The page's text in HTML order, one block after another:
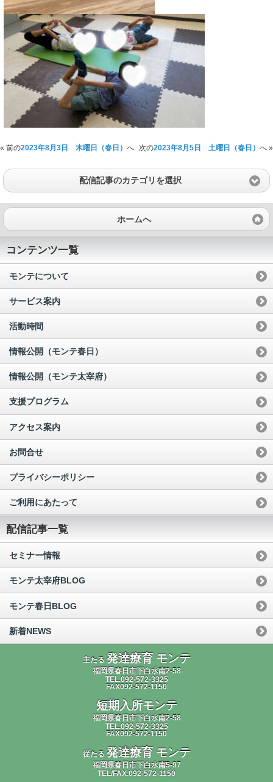
« 前の2023年8月3日 木曜日（春日） へ 次の2023年8月5日 土曜日（春日） へ »
配信記事のカテゴリを選択
ホームへ
コンテンツ一覧
モンテについて
サービス案内
活動時間
情報公開（モンテ春日）
情報公開（モンテ太宰府）
支援プログラム
アクセス案内
お問合せ
プライバシーポリシー
ご利用にあたって
配信記事一覧
セミナー情報
モンテ太宰府BLOG
モンテ春日BLOG
新着NEWS
主たる 発達療育 モンテ
福岡県春日市下白水南2-58
TEL.092-572-3325
FAX092-572-1150
短期入所モンテ
福岡県春日市下白水南2-58
TEL.092-572-3325
FAX092-572-1150
従たる 発達療育 モンテ
福岡県春日市下白水南5-97
TEL/FAX.092-572-1150